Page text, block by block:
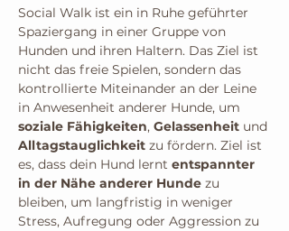
Social Walk ist ein in Ruhe geführter
Spaziergang in einer Gruppe von
Hunden und ihren Haltern. Das Ziel ist
nicht das freie Spielen, sondern das
kontrollierte Miteinander an der Leine
in Anwesenheit anderer Hunde, um
soziale Fähigkeiten, Gelassenheit und
Alltagstauglichkeit zu fördern. Ziel ist
es, dass dein Hund lernt entspannter
in der Nähe anderer Hunde zu
bleiben, um langfristig in weniger
Stress, Aufregung oder Aggression zu